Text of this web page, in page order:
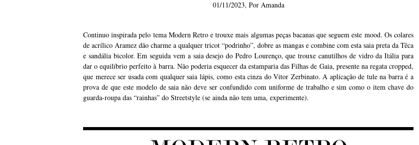
01/11/2023, Por Amanda
Continuo inspirada pelo tema Modern Retro e trouxe mais algumas peças bacanas que seguem este mood. Os colares
de acrílico Aramez dão charme a qualquer tricot “podrinho”, dobre as mangas e combine com esta saia preta da Têca
e sandália bicolor. Em seguida vem a saia desejo do Pedro Lourenço, que trouxe canutilhos de vidro da Itália para
dar o equilíbrio perfeito à barra. Não poderia esquecer da estamparia das Filhas de Gaia, presente na regata cropped,
que merece ser usada com qualquer saia lápis, como esta cinza do Vitor Zerbinato. A aplicação de tule na barra é a
prova de que este modelo de saia não deve ser confundido com uniforme de trabalho e sim como o item chave do
guarda-roupa das “rainhas” do Streetstyle (se ainda não tem uma, experimente).